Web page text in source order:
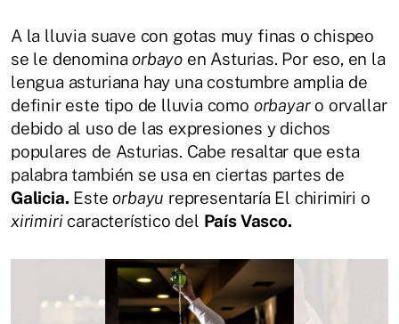
A la lluvia suave con gotas muy finas o chispeo
se le denominaorbayo en Asturias. Por eso, en la
lengua asturiana hay una costumbre amplia de
definir este tipo de lluvia como orbayaro orvallar
debido al uso de las expresiones y dichos
populares de Asturias. Cabe resaltar que esta
palabra también se usa en ciertas partes de
Galicia. Esteorbayu representaría El chirimiri o
xirimiricaracterístico del País Vasco.